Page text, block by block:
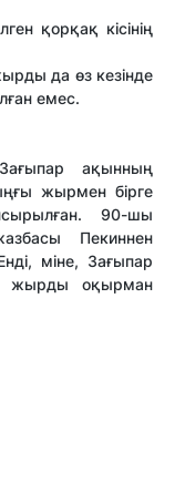
қорқақ кісінің
да өз кезінде
емес.
ақынның
жырмен бірге
90-шы
Пекиннен
міне, Зағыпар
жырды оқырман